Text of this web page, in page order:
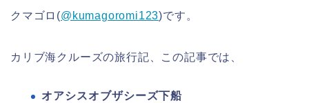
クマゴロ(@kumagoromi123)です。
カリブ海クルーズの旅行記、この記事では、
オアシスオブザシーズ下船